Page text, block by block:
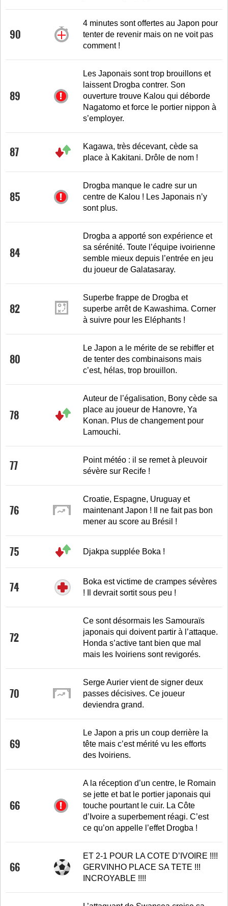
90
4 minutes sont offertes au Japon pour
tenter de revenir mais on ne voit pas
comment !
89
Les Japonais sont trop brouillons et
laissent Drogba contrer. Son
ouverture trouve Kalou qui déborde
Nagatomo et force le portier nippon à
s’employer.
87
Kagawa, très décevant, cède sa
place à Kakitani. Drôle de nom !
85
Drogba manque le cadre sur un
centre de Kalou ! Les Japonais n’y
sont plus.
84
Drogba a apporté son expérience et
sa sérénité. Toute l’équipe ivoirienne
semble mieux depuis l’entrée en jeu
du joueur de Galatasaray.
82
Superbe frappe de Drogba et
superbe arrêt de Kawashima. Corner
à suivre pour les Eléphants !
80
Le Japon a le mérite de se rebiffer et
de tenter des combinaisons mais
c’est, hélas, trop brouillon.
78
Auteur de l’égalisation, Bony cède sa
place au joueur de Hanovre, Ya
Konan. Plus de changement pour
Lamouchi.
77
Point météo : il se remet à pleuvoir
sévère sur Recife !
76
Croatie, Espagne, Uruguay et
maintenant Japon ! Il ne fait pas bon
mener au score au Brésil !
75 Djakpa supplée Boka !
74
Boka est victime de crampes sévères
! Il devrait sortit sous peu !
72
Ce sont désormais les Samouraïs
japonais qui doivent partir à l’attaque.
Honda s’active tant bien que mal
mais les Ivoiriens sont revigorés.
70
Serge Aurier vient de signer deux
passes décisives. Ce joueur
deviendra grand.
69
Le Japon a pris un coup derrière la
tête mais c’est mérité vu les efforts
des Ivoiriens.
66
A la réception d’un centre, le Romain
se jette et bat le portier japonais qui
touche pourtant le cuir. La Côte
d’Ivoire a superbement réagi. C’est
ce qu’on appelle l’effet Drogba !
66
ET 2-1 POUR LA COTE D’IVOIRE !!!!
GERVINHO PLACE SA TETE !!!
INCROYABLE !!!!